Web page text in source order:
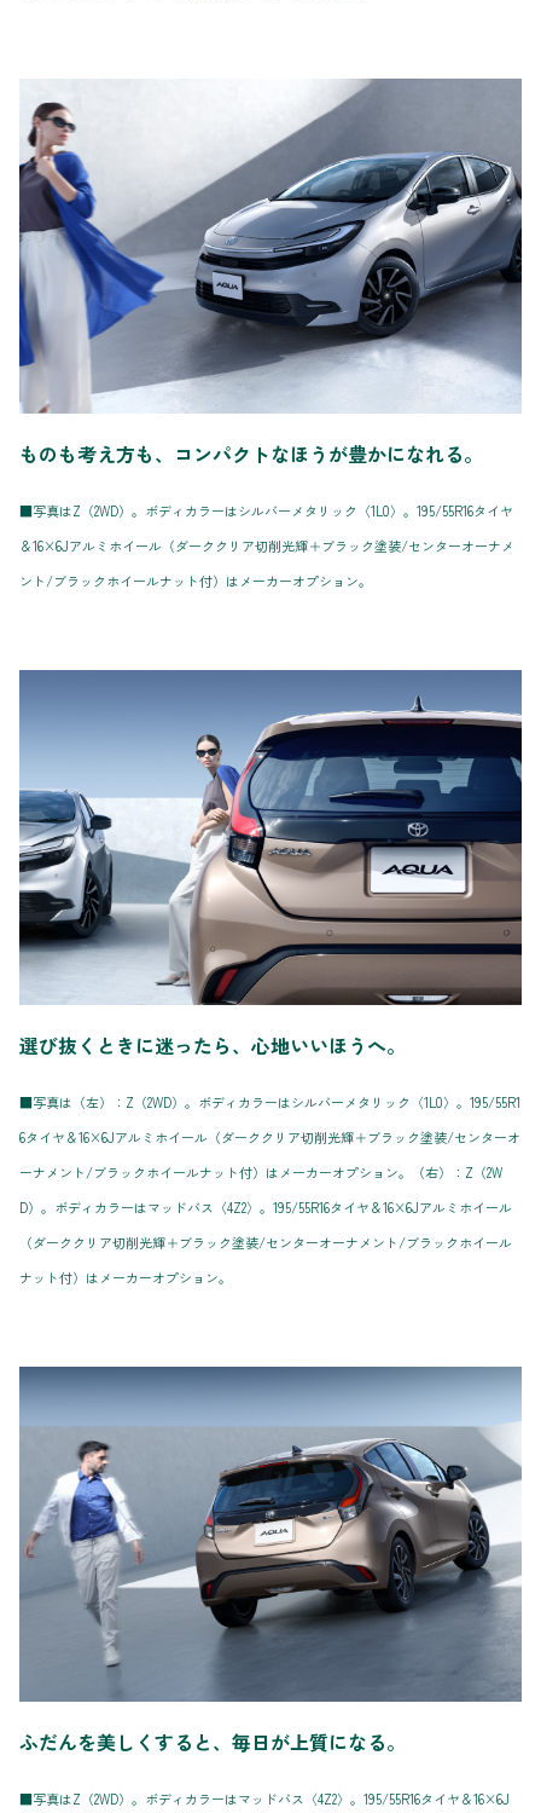
ものも考え方も、コンパクトなほうが豊かになれる。
■写真はZ（2WD）。ボディカラーはシルバーメタリック〈1L0〉。195/55R16タイヤ
＆16×6Jアルミホイール（ダーククリア切削光輝＋ブラック塗装/センターオーナメ
ント/ブラックホイールナット付）はメーカーオプション。
選び抜くときに迷ったら、心地いいほうへ。
■写真は（左）：Z（2WD）。ボディカラーはシルバーメタリック〈1L0〉。195/55R1
6タイヤ＆16×6Jアルミホイール（ダーククリア切削光輝＋ブラック塗装/センターオ
ーナメント/ブラックホイールナット付）はメーカーオプション。（右）：Z（2W
D）。ボディカラーはマッドバス〈4Z2〉。195/55R16タイヤ＆16×6Jアルミホイール
（ダーククリア切削光輝＋ブラック塗装/センターオーナメント/ブラックホイール
ナット付）はメーカーオプション。
ふだんを美しくすると、毎日が上質になる。
■写真はZ（2WD）。ボディカラーはマッドバス〈4Z2〉。195/55R16タイヤ＆16×6J